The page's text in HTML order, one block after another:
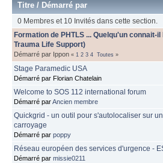
Titre / Démarré par
0 Membres et 10 Invités dans cette section.
Formation de PHTLS ... Quelqu'un connait-
Trauma Life Support)
Démarré par Ippon « 1 2 3 4 Toutes »
Stage Paramedic USA
Démarré par Florian Chatelain
Welcome to SOS 112 international forum
Démarré parAncien membre
Quickgrid - un outil pour s'autolocaliser sur
carroyage
Démarré par poppy
Réseau européen des services d'urgence -
Démarré par missie0211